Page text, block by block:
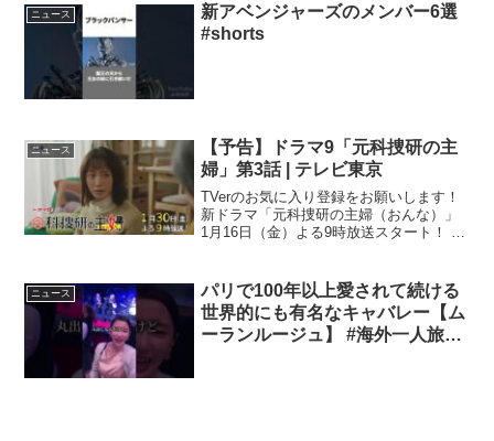
ニュース
新アベンジャーズのメンバー6選
#shorts
ニュース
【予告】ドラマ9「元科捜研の主
婦」第3話 | テレビ東京
TVerのお気に入り登録をお願いします！
新ドラマ「元科捜研の主婦（おんな）」
1月16日（金）よる9時放送スタート！ 科
ニュース
パリで100年以上愛されて続ける
世界的にも有名なキャバレー【ム
ーランルージュ】 #海外一人旅